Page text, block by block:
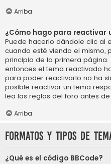
Arriba
¿Cómo hago para reactivar
Puede hacerlo dándole clic al
cuando esté viendo el mismo,
principio de la primera página.
entonces el tema reactivado
para poder reactivarlo no ha
posible reactivar un tema
lea las reglas del foro antes
Arriba
Formatos y tipos de
¿Qué es el código BBCode?